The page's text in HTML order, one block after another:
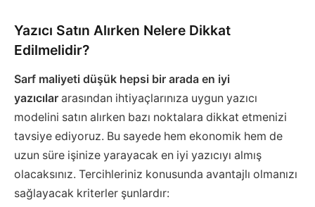
Yazıcı Satın Alırken Nelere Dikkat
Edilmelidir?
Sarf maliyeti düşük hepsi bir arada en iyi
yazıcılar arasından ihtiyaçlarınıza uygun yazıcı
modelini satın alırken bazı noktalara dikkat etmenizi
tavsiye ediyoruz. Bu sayede hem ekonomik hem de
uzun süre işinize yarayacak en iyi yazıcıyı almış
olacaksınız. Tercihleriniz konusunda avantajlı olmanızı
sağlayacak kriterler şunlardır: